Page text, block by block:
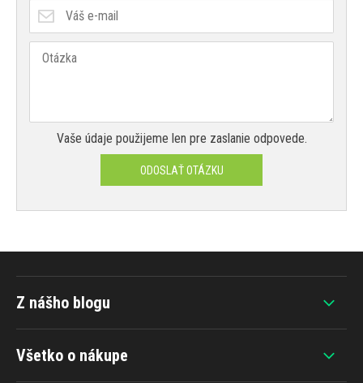
Vaše údaje použijeme len pre zaslanie odpovede.
ODOSLAŤ OTÁZKU
Všetko o nákupe
Z nášho blogu